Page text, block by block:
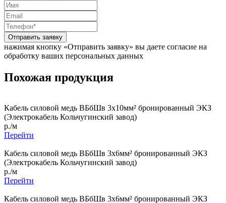
Отправить заявку
нажимая кнопку «Отправить заявку» вы даете согласие на
обработку ваших персональных данных
Похожая продукция
Кабель силовой медь ВБбШв 3x10мм² бронированный ЭКЗ
(Электрокабель Кольчугинский завод)
р./м
Перейти
Кабель силовой медь ВБбШв 3x6мм² бронированный ЭКЗ
(Электрокабель Кольчугинский завод)
р./м
Перейти
Кабель силовой медь ВБбШв 3x6мм² бронированный ЭКЗ